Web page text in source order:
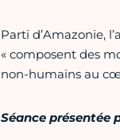
Parti d’Amazonie,
« composent des
non-humains au
Séance présentée